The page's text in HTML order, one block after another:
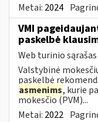
Metai: 2024
VMI
paskelbė
Web turinio sąrašas
Valstybinė
paskelbė
asmenims, kurie
mokesčio (PVM)...
Metai: 2022